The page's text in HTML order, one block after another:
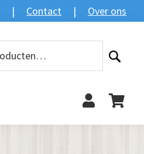
Contact Over ons